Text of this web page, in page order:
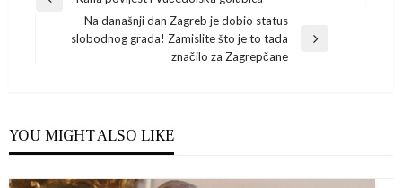
objava
Previous
Next
Na današnji dan Zagreb je dobio status
slobodnog grada! Zamislite što je to tada
značilo za Zagrepčane
YOU MIGHT ALSO LIKE